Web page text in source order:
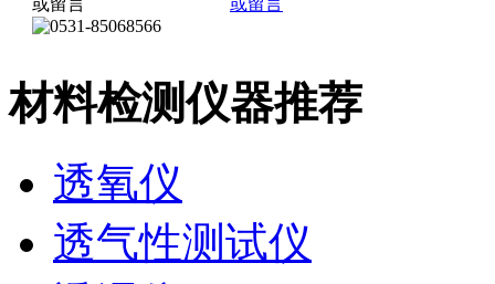
材料检测仪器推荐
透氧仪
透气性测试仪